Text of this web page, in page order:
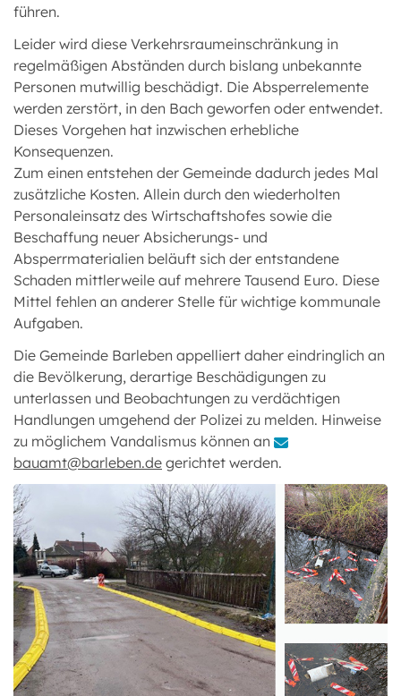
führen.
Leider wird diese Verkehrsraumeinschränkung in
regelmäßigen Abständen durch bislang unbekannte
Personen mutwillig beschädigt. Die Absperrelemente
werden zerstört, in den Bach geworfen oder entwendet.
Dieses Vorgehen hat inzwischen erhebliche
Konsequenzen.
Zum einen entstehen der Gemeinde dadurch jedes Mal
zusätzliche Kosten. Allein durch den wiederholten
Personaleinsatz des Wirtschaftshofes sowie die
Beschaffung neuer Absicherungs- und
Absperrmaterialien beläuft sich der entstandene
Schaden mittlerweile auf mehrere Tausend Euro. Diese
Mittel fehlen an anderer Stelle für wichtige kommunale
Aufgaben.
Die Gemeinde Barleben appelliert daher eindringlich an
die Bevölkerung, derartige Beschädigungen zu
unterlassen und Beobachtungen zu verdächtigen
Handlungen umgehend der Polizei zu melden. Hinweise
zu möglichem Vandalismus können an
bauamt@barleben.de gerichtet werden.